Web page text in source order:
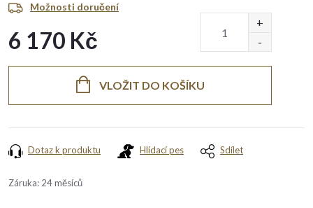
Možnosti doručení
6 170 Kč
VLOŽIT DO KOŠÍKU
Dotaz k produktu Hlídací pes Sdílet
Záruka: 24 měsíců